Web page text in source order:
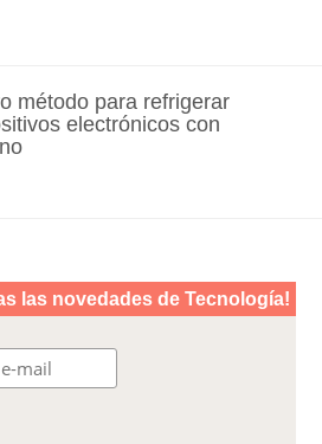
método para refrigerar
electrónicos con